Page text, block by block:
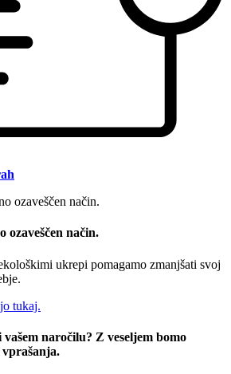
ozaveščen način.
ukrepi pomagamo zmanjšati svoj
tukaj.
naročilu? Z veseljem bomo
vprašanja.